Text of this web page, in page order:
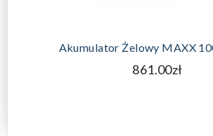
Akumulator Żelowy MAXX
861.00zł